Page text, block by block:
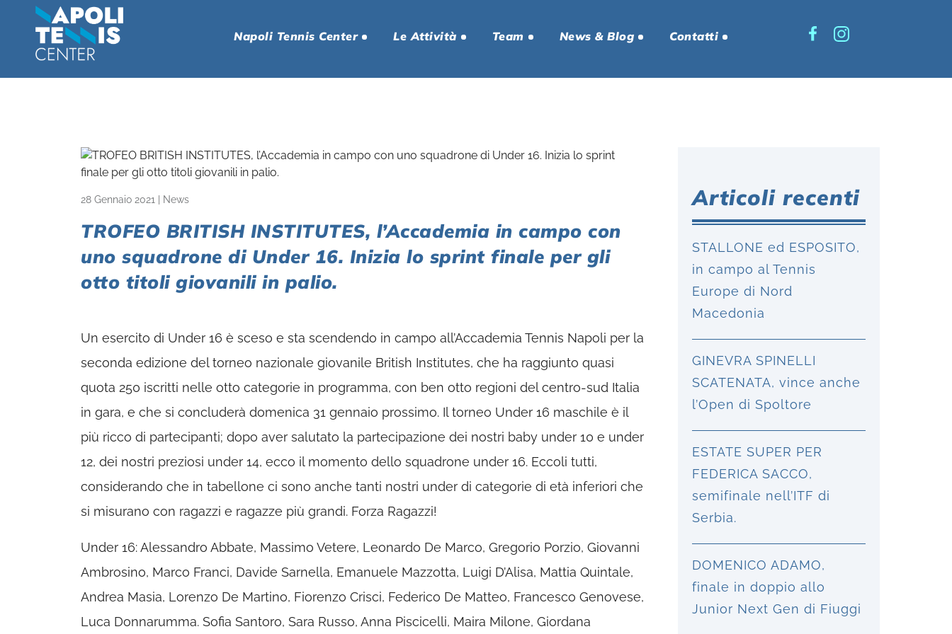
Napoli Tennis Center Le Attività Team News & Blog Contatti
28 Gennaio 2021 News
TROFEO BRITISH INSTITUTES, l’Accademia in campo con
uno squadrone di Under 16. Inizia lo sprint finale per gli
otto titoli giovanili in palio.
Un esercito di Under 16 è sceso e sta scendendo in campo all’Accademia Tennis Napoli per la
seconda edizione del torneo nazionale giovanile British Institutes, che ha raggiunto quasi
quota 250 iscritti nelle otto categorie in programma, con ben otto regioni del centro-sud Italia
in gara, e che si concluderà domenica 31 gennaio prossimo. Il torneo Under 16 maschile è il
più ricco di partecipanti; dopo aver salutato la partecipazione dei nostri baby under 10 e under
12, dei nostri preziosi under 14, ecco il momento dello squadrone under 16. Eccoli tutti,
considerando che in tabellone ci sono anche tanti nostri under di categorie di età inferiori che
si misurano con ragazzi e ragazze più grandi. Forza Ragazzi!
Under 16: Alessandro Abbate, Massimo Vetere, Leonardo De Marco, Gregorio Porzio, Giovanni
Ambrosino, Marco Franci, Davide Sarnella, Emanuele Mazzotta, Luigi D’Alisa, Mattia Quintale,
Andrea Masia, Lorenzo De Martino, Fiorenzo Crisci, Federico De Matteo, Francesco Genovese,
Luca Donnarumma. Sofia Santoro, Sara Russo, Anna Piscicelli, Maira Milone, Giordana
Articoli recenti
STALLONE ed ESPOSITO,
in campo al Tennis
Europe di Nord
Macedonia
GINEVRA SPINELLI
SCATENATA, vince anche
l’Open di Spoltore
ESTATE SUPER PER
FEDERICA SACCO,
semifinale nell’ITF di
Serbia.
DOMENICO ADAMO,
finale in doppio allo
Junior Next Gen di Fiuggi